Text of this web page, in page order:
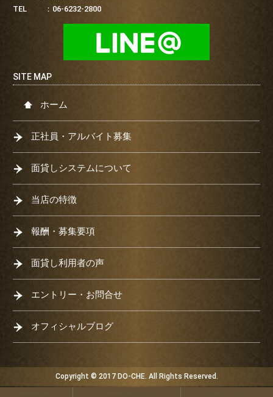
TEL ：06-6232-2800
ホーム
正社員・アルバイト募集
面貸しシステムについて
当店の特徴
報酬・募集要項
面貸し利用者の声
エントリー・お問合せ
オフィシャルブログ
Copyright © 2017 DO-CHE. All Rights Reserved.